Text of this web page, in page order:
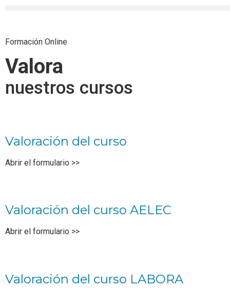
Formación Online
Valora
nuestros cursos
Valoración del curso
Abrir el formulario >>
Valoración del curso AELEC
Abrir el formulario >>
Valoración del curso LABORA